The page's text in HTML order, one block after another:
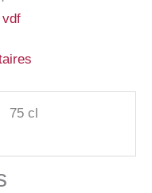
vdf
75 cl